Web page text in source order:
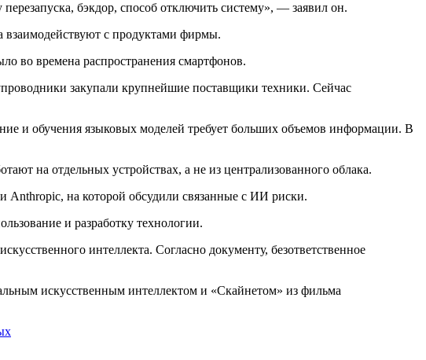
бэкдор, способ отключить систему», — заявил он.
с продуктами фирмы.
во времена распространения смартфонов.
закупали крупнейшие поставщики техники. Сейчас
и обучения языковых моделей требует больших объемов информации. В
на отдельных устройствах, а не из централизованного облака.
Anthropic, на которой обсудили связанные с ИИ риски.
и разработку технологии.
интеллекта. Согласно документу, безответственное
искусственным интеллектом и «Скайнетом» из фильма